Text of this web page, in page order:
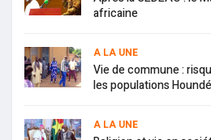
africaine
A LA UNE
Vie de commune :
les populations Houndé
A LA UNE